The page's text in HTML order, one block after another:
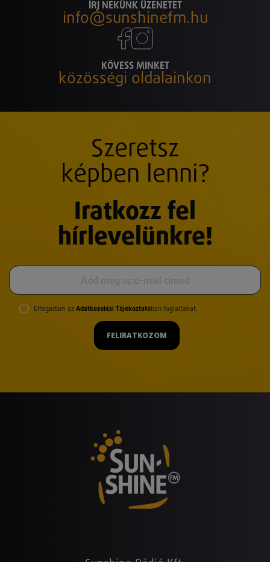
ÍRJ NEKÜNK ÜZENETET
info@sunshinefm.hu
KÖVESS MINKET
közösségi oldalainkon
Szeretsz
képben lenni?
Iratkozz fel
hírlevelünkre!
Elfogadom az Adatkezelési Tájékoztatóban foglaltakat.
FELIRATKOZOM